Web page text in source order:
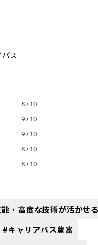
ス
8 / 10
9 / 10
9 / 10
8 / 10
8 / 10
・高度な技術が活かせる
#キャリアパス豊富